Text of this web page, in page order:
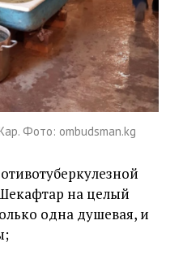
Фото: ombudsman.kg
на целый
одна душевая, и